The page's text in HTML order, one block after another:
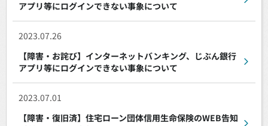
アプリ等にログインできない事象について
2023.07.26
【障害・お詫び】インターネットバンキング、じぶん銀行
アプリ等にログインできない事象について
2023.07.01
【障害・復旧済】住宅ローン団体信用生命保険のWEB告知